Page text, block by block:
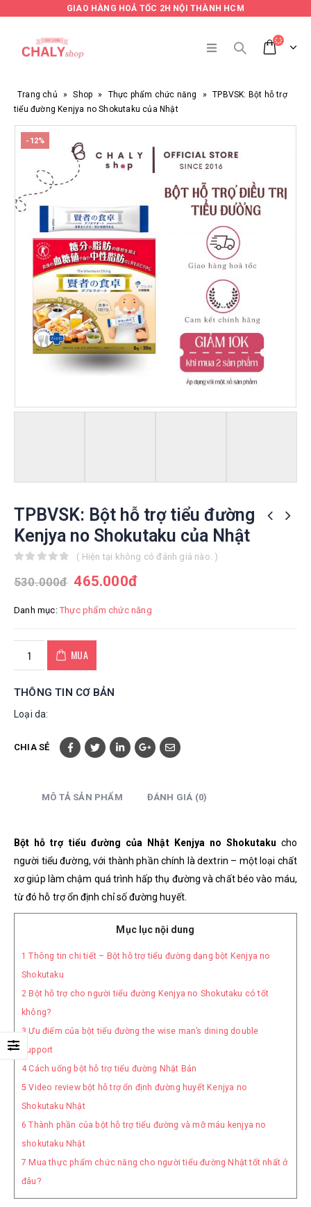
GIAO HÀNG HOẢ TỐC 2H NỘI THÀNH HCM
Trang chủ » Shop » Thực phẩm chức năng »
TPBVSK: Bột hỗ trợ
tiểu đường Kenjya no Shokutaku của Nhật
-12%
TPBVSK: Bột hỗ trợ tiểu đường
Kenjya no Shokutaku của Nhật
( Hiện tại không có đánh giá nào. )
530.000đ 465.000đ
Danh mục: Thực phẩm chức năng
MUA
THÔNG TIN CƠ BẢN
Loại da:
CHIA SẺ
MÔ TẢ SẢN PHẨM ĐÁNH GIÁ (0)
Bột hỗ trợ tiểu đường của Nhật Kenjya no Shokutaku cho
người tiểu đường, với thành phần chính là dextrin – một loại chất
xơ giúp làm chậm quá trình hấp thụ đường và chất béo vào máu,
từ đó hỗ trợ ổn định chỉ số đường huyết.
Mục lục nội dung
1 Thông tin chi tiết – Bột hỗ trợ tiểu đường dạng bột Kenjya no
Shokutaku
2 Bột hỗ trợ cho người tiểu đường Kenjya no Shokutaku có tốt
không?
3 Ưu điểm của bột tiểu đường the wise man’s dining double
support
4Cách uống bột hỗ trợ tiểu đường Nhật Bản
5 Video review bột hỗ trợ ổn định đường huyết Kenjya no
Shokutaku Nhật
6 Thành phần của bột hỗ trợ tiểu đường và mỡ máu kenjya no
shokutaku Nhật
7 Mua thực phẩm chức năng cho người tiểu đường Nhật tốt nhất ở
đâu?